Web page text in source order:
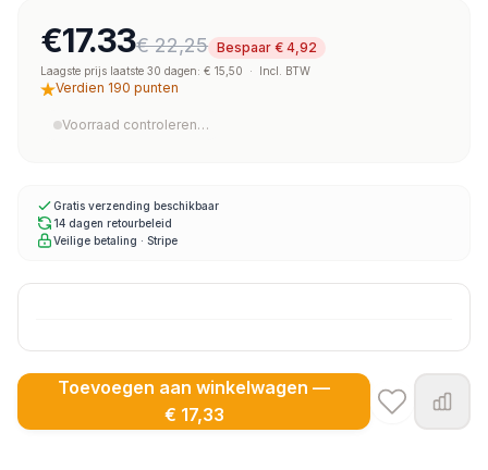
€17.33€ 22,25 Bespaar € 4,92
Laagste prijs laatste 30 dagen: € 15,50 · Incl. BTW
Verdien 190 punten
Voorraad controleren…
Gratis verzending beschikbaar
14 dagen retourbeleid
Veilige betaling · Stripe
Toevoegen aan winkelwagen —
€ 17,33